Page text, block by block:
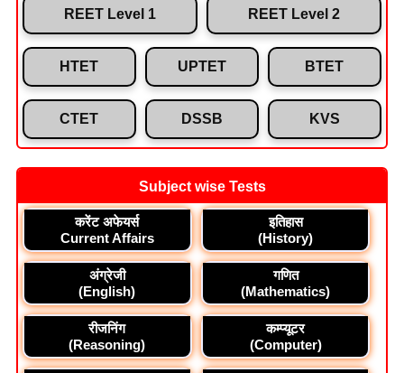
REET Level 1 REET Level 2
HTET UPTET BTET
CTET DSSB KVS
Subject wise Tests
करेंट अफेयर्स
Current Affairs
इतिहास
(History)
अंग्रेजी
(English)
गणित
(Mathematics)
रीजनिंग
(Reasoning)
कम्प्यूटर
(Computer)